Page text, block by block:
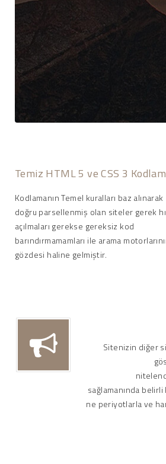
Temiz HTML 5 ve CSS 3
Kodlamanın Temel kuralları baz alınarak
doğru parsellenmiş olan siteler gerek
açılmaları gerekse gereksiz kod
barındırmamamları ile arama
gözdesi haline gelmiştir.
Sitenizin diğer
sağlamanında
ne periyotlarla ve